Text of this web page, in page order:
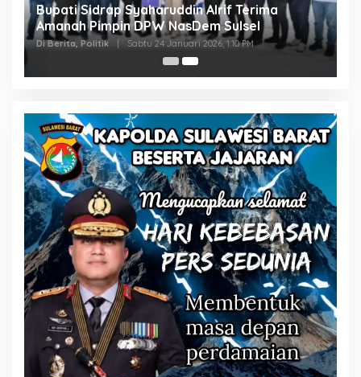
Bupati Sidrap Syaharuddin Alrif Terima
Amanah Pimpin DPW NasDem Sulsel
Di Berita, Politik | Sabtu 24 Januari 2026, 1:10 PM